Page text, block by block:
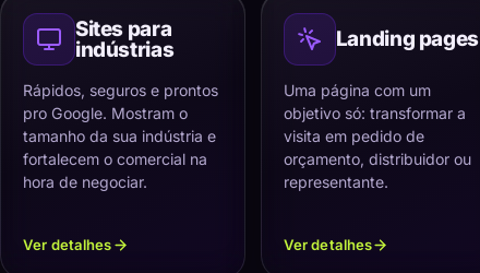
Sites para
indústrias
Rápidos, seguros e prontos
pro Google. Mostram o
tamanho da sua indústria e
fortalecem o comercial na
hora de negociar.
Ver detalhes
Landing pages
Uma página com um
objetivo só: transformar a
visita em pedido de
orçamento, distribuidor ou
representante.
Ver detalhes